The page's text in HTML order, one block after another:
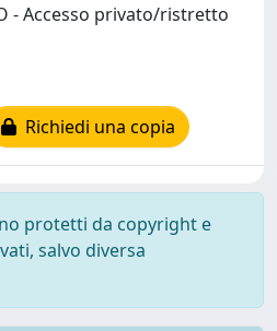
- Accesso privato/ristretto
Richiedi una copia
protetti da copyright e
salvo diversa